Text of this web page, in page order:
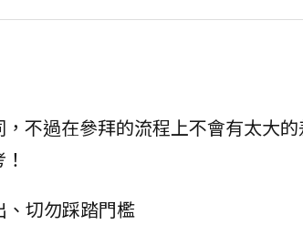
不過在參拜的流程上不會有太大
切勿踩踏門檻